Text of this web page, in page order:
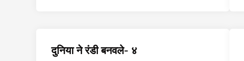
व
ले
-
दुनिया ने रंडी बनवले- ४